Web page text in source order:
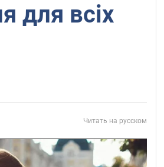
для всіх
Читать на русском